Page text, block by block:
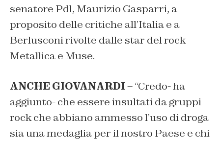
senatore Pdl, Maurizio Gasparri, a
proposito delle critiche all’Italia e a
Berlusconi rivolte dalle star del rock
Metallica e Muse.
ANCHE GIOVANARDI– “Credo- ha
aggiunto- che essere insultati da gruppi
rock che abbiano ammesso l’uso di droga
sia una medaglia per il nostro Paese e chi